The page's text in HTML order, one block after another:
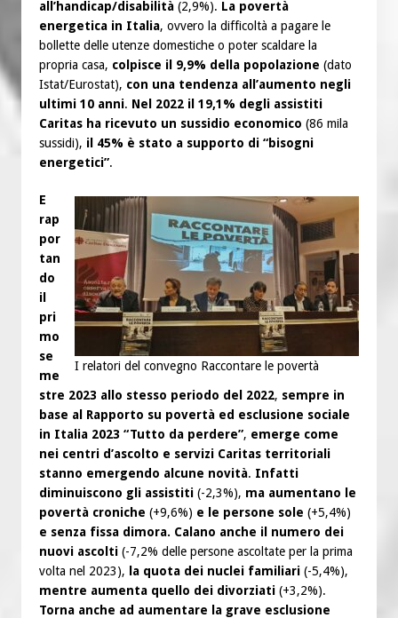
all’handicap/disabilità (2,9%). La povertà
energetica in Italia, ovvero la difficoltà a pagare le
bollette delle utenze domestiche o poter scaldare la
propria casa, colpisce il 9,9% della popolazione (dato
Istat/Eurostat), con una tendenza all’aumento negli
ultimi 10 anni. Nel 2022 il 19,1% degli assistiti
Caritas ha ricevuto un sussidio economico (86 mila
sussidi), il 45% è stato a supporto di “bisogni
energetici”.
I relatori del convegno Raccontare le povertà
E
rap
por
tan
do
il
pri
mo
se
me
stre 2023 allo stesso periodo del 2022, sempre in
base al Rapporto su povertà ed esclusione sociale
in Italia 2023 “Tutto da perdere”, emerge come
nei centri d’ascolto e servizi Caritas territoriali
stanno emergendo alcune novità. Infatti
diminuiscono gli assistiti (-2,3%), ma aumentano le
povertà croniche (+9,6%) e le persone sole (+5,4%)
e senza fissa dimora. Calano anche il numero dei
nuovi ascolti (-7,2% delle persone ascoltate per la prima
volta nel 2023),
la quota dei nuclei familiari (-5,4%),
mentre aumenta quello dei divorziati (+3,2%).
Torna anche ad aumentare la grave esclusione